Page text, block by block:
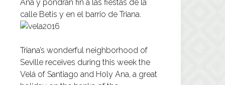
Ana y pondrán fin a las fiestas de la
calle Betis y en el barrio de Triana.
Triana’s wonderful neighborhood of
Seville receives during this week the
Velá of Santiago and Holy Ana, a great